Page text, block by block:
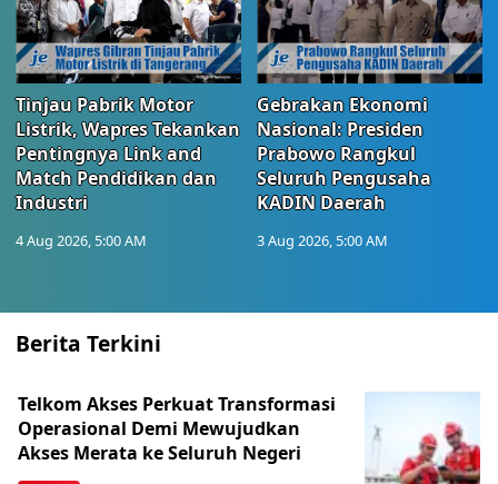
Tinjau Pabrik Motor
Listrik, Wapres Tekankan
Pentingnya Link and
Match Pendidikan dan
Industri
4 Aug 2026, 5:00 AM
Gebrakan Ekonomi
Nasional: Presiden
Prabowo Rangkul
Seluruh Pengusaha
KADIN Daerah
3 Aug 2026, 5:00 AM
Berita Terkini
Telkom Akses Perkuat Transformasi
Operasional Demi Mewujudkan
Akses Merata ke Seluruh Negeri